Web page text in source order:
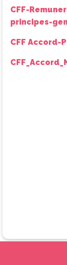
CFF-
principes-
CFF Accord-